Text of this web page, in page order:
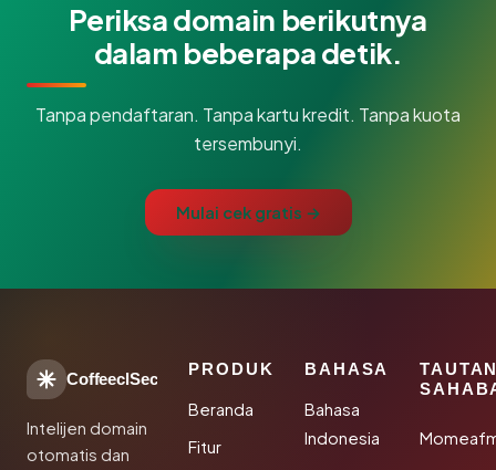
Periksa domain berikutnya
dalam beberapa detik.
Tanpa pendaftaran. Tanpa kartu kredit. Tanpa kuota
tersembunyi.
Mulai cek gratis →
CoffeeclSec
Intelijen domain
otomatis dan
PRODUK
Beranda
Fitur
BAHASA
Bahasa
Indonesia